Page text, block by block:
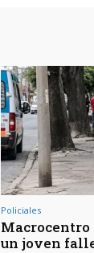
Policiales
Macrocentro
un joven